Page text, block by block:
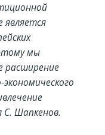
является
мы
расширение
С. Шапкенов.